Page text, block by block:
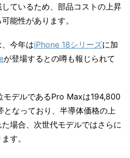
ているため、部品コストの上昇
能性があります。
今年はiPhone 18シリーズに加
が登場するとの噂も報じられて
モデルであるPro Maxは194,800
なっており、半導体価格の上
場合、次世代モデルではさらに
す。